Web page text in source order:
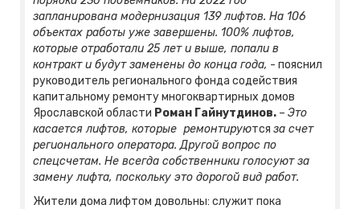
запланирована модернизация 139 лифтов. На 106
объектах работы уже завершены. 100% лифтов,
которые отработали 25 лет и выше, попали в
контракт и будут заменены до конца года, - пояснил
руководитель регионального фонда содействия
капитальному ремонту многоквартирных домов
Ярославской области Роман Гайнутдинов. – Это
касается лифтов, которые ремонтируются за счет
регионального оператора. Другой вопрос по
спецсчетам. Не всегда собственники голосуют за
замену лифта, поскольку это дорогой вид работ.
Жители дома лифтом довольны: служит пока